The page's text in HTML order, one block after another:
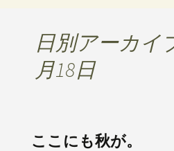
日別アーカイ
月18日
ここにも秋が。